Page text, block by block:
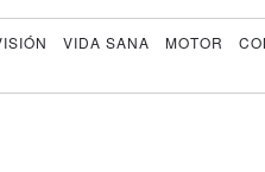
VIDA SANA MOTOR